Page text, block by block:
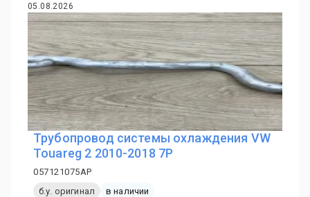
05.08.2026
Трубопровод системы охлаждения VW
Touareg 2 2010-2018 7P
057121075AP
б.у. оригинал
в наличии